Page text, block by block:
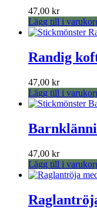
47,00 kr
Lägg till i
Randig
47,00 kr
Lägg till i
47,00 kr
Lägg till i